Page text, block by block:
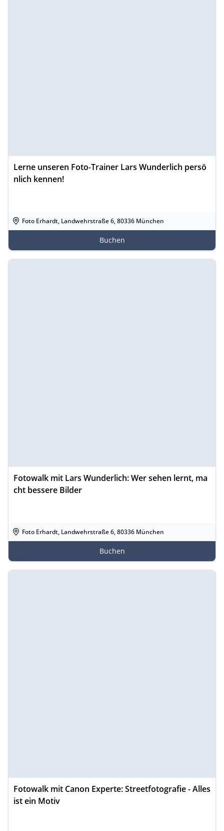
Lerne unseren Foto-Trainer Lars Wunderlich persö
nlich kennen!
Foto Erhardt, Landwehrstraße 6, 80336 München
Buchen
Fotowalk mit Lars Wunderlich: Wer sehen lernt, ma
cht bessere Bilder
Foto Erhardt, Landwehrstraße 6, 80336 München
Buchen
Fotowalk mit Canon Experte: Streetfotografie - Alles
ist ein Motiv